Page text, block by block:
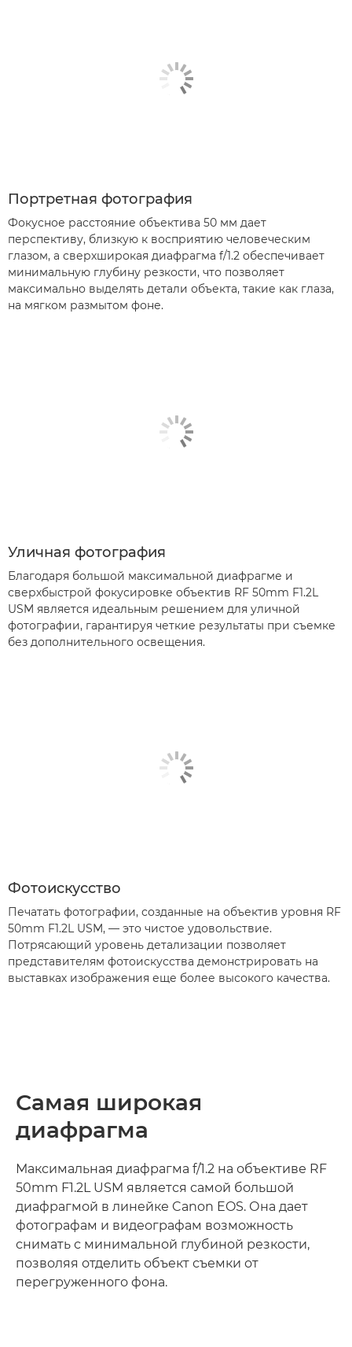
Портретная фотография
Фокусное расстояние объектива 50 мм дает
перспективу, близкую к восприятию человеческим
глазом, а сверхширокая диафрагма f/1.2 обеспечивает
минимальную глубину резкости, что позволяет
максимально выделять детали объекта, такие как глаза,
на мягком размытом фоне.
Уличная фотография
Благодаря большой максимальной диафрагме и
сверхбыстрой фокусировке объектив RF 50mm F1.2L
USM является идеальным решением для уличной
фотографии, гарантируя четкие результаты при съемке
без дополнительного освещения.
Фотоискусство
Печатать фотографии, созданные на объектив уровня RF
50mm F1.2L USM, — это чистое удовольствие.
Потрясающий уровень детализации позволяет
представителям фотоискусства демонстрировать на
выставках изображения еще более высокого качества.
Самая широкая
диафрагма
Максимальная диафрагма f/1.2 на объективе RF
50mm F1.2L USM является самой большой
диафрагмой в линейке Canon EOS. Она дает
фотографам и видеографам возможность
снимать с минимальной глубиной резкости,
позволяя отделить объект съемки от
перегруженного фона.